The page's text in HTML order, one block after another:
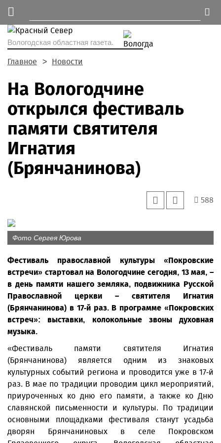
Вологодская областная газета.
Главное Новости
На Вологодчине
открылся фестиваль
памяти святителя
Игнатия
(Брянчанинова)
588
Фото Сергея Юрова
Фестиваль православной культуры «Покровские
встречи» стартовал на Вологодчине сегодня, 13 мая, –
в день памяти нашего земляка, подвижника Русской
Православной церкви – святителя Игнатия
(Брянчанинова) в 17-й раз. В программе «Покровских
встреч»: выставки, колокольные звоны духовная
музыка.
«Фестиваль памяти святителя Игнатия
(Брянчанинова) является одним из знаковых
культурных событий региона и проводится уже в 17-й
раз. В мае по традиции проводим цикл мероприятий,
приуроченных ко дню его памяти, а также ко Дню
славянской письменности и культуры. По традиции
основными площадками фестиваля станут усадьба
дворян Брянчаниновых в селе Покровском